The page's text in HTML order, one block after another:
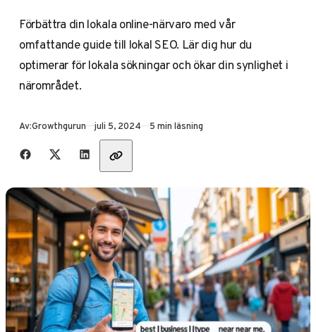
Förbättra din lokala online-närvaro med vår
omfattande guide till lokal SEO. Lär dig hur du
optimerar för lokala sökningar och ökar din synlighet i
närområdet.
Av:Growthgurun Publicerad
juli 5, 2024 5 min läsning
Dela med vänner